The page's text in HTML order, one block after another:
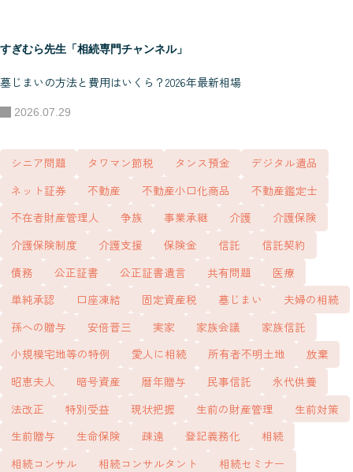
すぎむら先生「相続専門チャンネル」
墓じまいの方法と費用はいくら？2026年最新相場
2026.07.29
シニア問題 タワマン節税 タンス預金
デジタル遺品
ネット証券
不動産 不動産小口化商品
不動産鑑定士
不在者財産管理人
争族 事業承継 介護
介護保険
介護保険制度
介護支援 保険金 信託
信託契約
債務
公正証書 公正証書遺言 共有問題
医療
単純承認
口座凍結 固定資産税 墓じまい
夫婦の相続
孫への贈与
安倍晋三 実家 家族会議
家族信託
小規模宅地等の特例
愛人に相続 所有者不明土地
放棄
昭恵夫人
暗号資産 暦年贈与 民事信託
永代供養
法改正
特別受益 現状把握 生前の財産管理
生前対策
生前贈与
生命保険 疎遠 登記義務化
相続
相続コンサル
相続コンサルタント
相続セミナー